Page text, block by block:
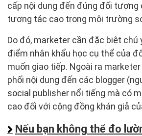
cấp nội dung đến đúng đối tượng
tương tác cao trong môi trường
Do đó, marketer cần đặc biệt chú
điểm nhân khẩu học cụ thể của
muốn giao tiếp. Ngoài ra
phối nội dung đến các blogger
social publisher nổi tiếng mà có
cao đối với cộng đồng khán giả
Nếu bạn không thể đo